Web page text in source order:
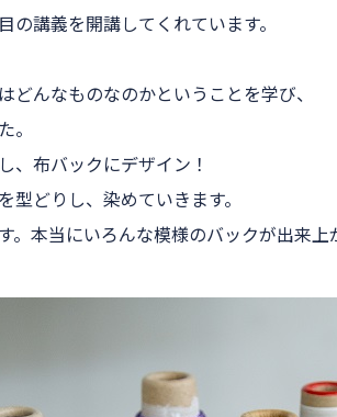
講義を開講してくれています。
どんなものなのかということを学び、
。
、布バックにデザイン！
どりし、染めていきます。
。本当にいろんな模様のバックが出来上